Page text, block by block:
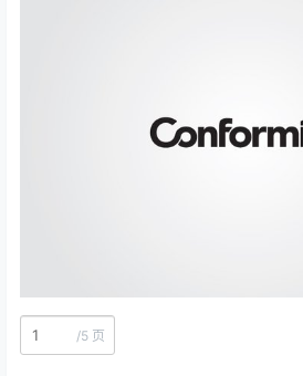
/5 页